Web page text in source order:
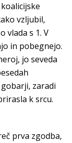
vzljubil,
vlada s 1. V
in pobegnejo.
jo seveda
zaradi
k srcu.
prva zgodba,